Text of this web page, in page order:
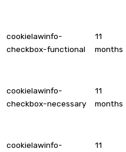
cookielawinfo-
checkbox-functional
11
months
cookielawinfo-
checkbox-necessary
11
months
cookielawinfo-
11